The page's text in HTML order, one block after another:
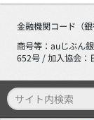
金融機関コード（
商号等：auじぶん銀行株式会社 / 登録金融
652号 / 加入